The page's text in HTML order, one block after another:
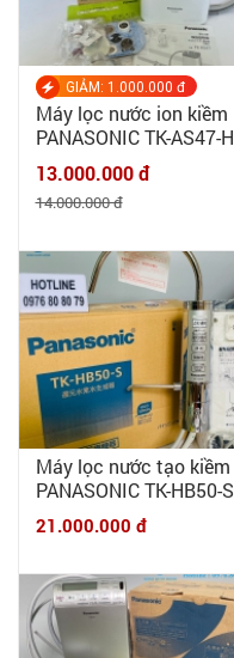
GIẢM: 1.000.000 đ
Máy lọc nước ion kiềm
PANASONIC TK-AS47-H
13.000.000 đ
14.000.000 đ
Máy lọc nước tạo kiềm
PANASONIC TK-HB50-S
nội địa Nhật - New 100%
21.000.000 đ